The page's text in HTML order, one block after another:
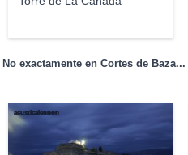
No exactamente en Cortes de Baza...
acusticalennon